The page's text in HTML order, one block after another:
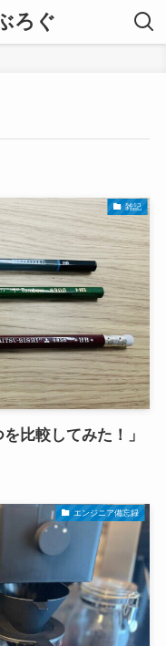
ろぐ
雑記
比較してみた！」
エンジニア備忘録